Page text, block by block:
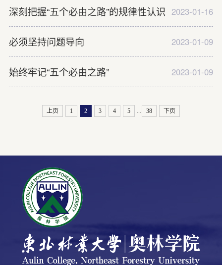
2023-01-16
深刻把握“五个必由之路”的规律性认识
2023-01-09
必须坚持问题导向
2023-01-09
始终牢记“五个必由之路”
上页 1 2 3 4 5 ... 38 下页